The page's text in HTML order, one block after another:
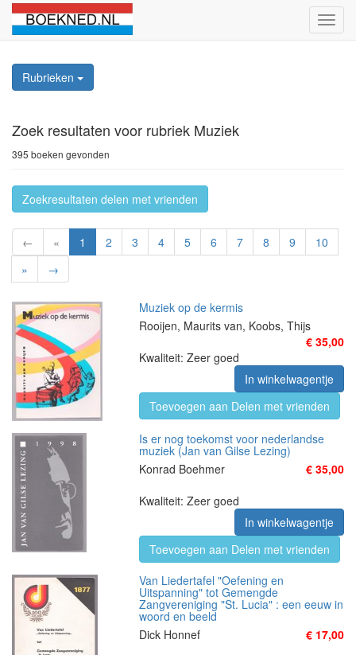
Rubrieken
Zoek resultaten voor rubriek Muziek
395 boeken gevonden
Zoekresultaten delen met vrienden
← « 1 2 3 4 5 6 7 8 9
10
»
→
Muziek op de kermis
Rooijen, Maurits van, Koobs, Thijs
€ 35,00
Kwaliteit: Zeer goed
In winkelwagentje
Toevoegen aan Delen met vrienden
Is er nog toekomst voor nederlandse
muziek (Jan van Gilse Lezing)
Konrad Boehmer
€ 35,00
Kwaliteit: Zeer goed
In winkelwagentje
Toevoegen aan Delen met vrienden
Van Liedertafel "Oefening en
Uitspanning" tot Gemengde
Zangvereniging "St. Lucia" : een eeuw in
woord en beeld
Dick Honnef
€ 17,00